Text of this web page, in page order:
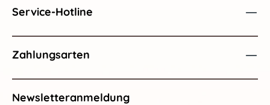
Service-Hotline
Zahlungsarten
Newsletteranmeldung